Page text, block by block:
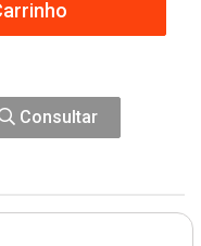
Consultar